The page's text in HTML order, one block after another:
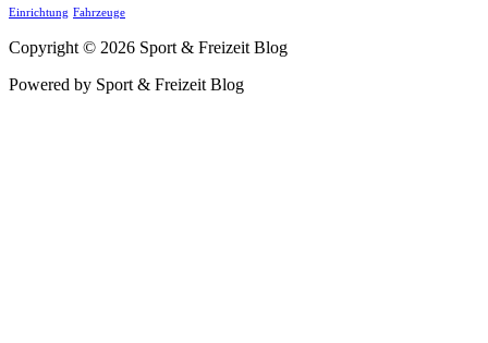
Einrichtung Fahrzeuge
Copyright © 2026 Sport & Freizeit Blog
Powered by Sport & Freizeit Blog